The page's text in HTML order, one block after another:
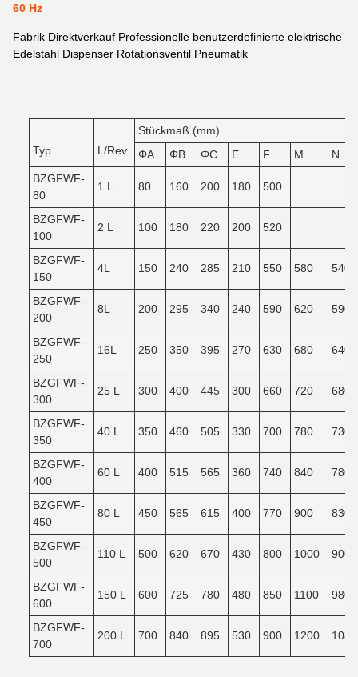
60 Hz
Fabrik Direktverkauf Professionelle benutzerdefinierte elektrische
Edelstahl Dispenser Rotationsventil Pneumatik
Typ L/Rev
Stückmaß (mm)
ΦA
ΦB ΦC E F M
N
BZGFWF-
80
1 L 80 160 200 180 500
BZGFWF-
100
2 L 100 180 220 200 520
BZGFWF-
150
4L 150 240 285 210 550 580 540
BZGFWF-
200
8L 200 295 340 240 590 620 590
BZGFWF-
250
16L 250 350 395 270 630 680 640
BZGFWF-
300
25 L 300 400 445 300 660 720 680
BZGFWF-
350
40 L 350 460 505 330 700 780 730
BZGFWF-
400
60 L 400 515 565 360 740 840 780
BZGFWF-
450
80 L 450 565 615 400 770 900 830
BZGFWF-
500
110 L 500 620 670 430 800 1000 900
BZGFWF-
600
150 L 600 725 780 480 850 1100 980
BZGFWF-
700
200 L 700 840 895 530 900 1200 1080